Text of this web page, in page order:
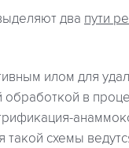
два пути
илом для
в
такой схемы